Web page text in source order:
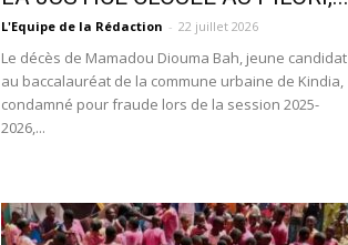
L'Equipe de la Rédaction - 22 juillet 2026
Le décès de Mamadou Diouma Bah, jeune candidat
au baccalauréat de la commune urbaine de Kindia,
condamné pour fraude lors de la session 2025-
2026,...